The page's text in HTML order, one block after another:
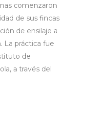
comenzaron
de sus fincas
de ensilaje a
La práctica fue
de
a través del